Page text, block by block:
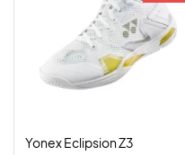
Yonex Eclipsion Z3